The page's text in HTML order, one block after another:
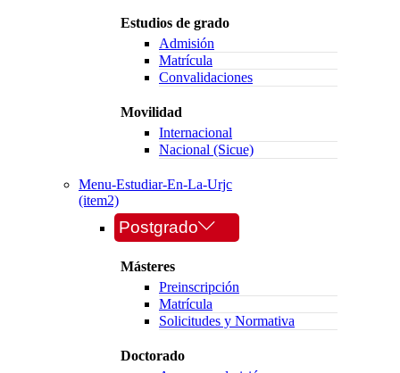
Estudios de grado
Admisión
Matrícula
Convalidaciones
Movilidad
Internacional
Nacional (Sicue)
Menu-Estudiar-En-La-Urjc
(item2)
Postgrado
Másteres
Preinscripción
Matrícula
Solicitudes y Normativa
Doctorado